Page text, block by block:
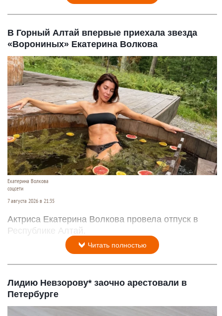
В Горный Алтай впервые приехала звезда
«Ворониных» Екатерина Волкова
Екатерина Волкова
соцсети
7 августа 2026 в 21:35
Актриса Екатерина Волкова провела отпуск в
Республике Алтай.
Читать полностью
Лидию Невзорову* заочно арестовали в
Петербурге